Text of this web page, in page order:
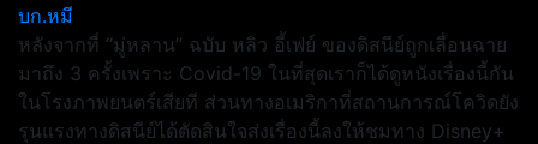
บก.หมี
หลังจากที่ “มู่หลาน” ฉบับ หลิว อี้เฟย์ ของดิสนีย์ถูกเลื่อนฉาย
มาถึง 3 ครั้งเพราะ Covid-19 ในที่สุดเราก็ได้ดูหนังเรื่องนี้กัน
ในโรงภาพยนตร์เสียที ส่วนทางอเมริกาที่สถานการณ์โควิดยัง
รุนแรงทางดิสนีย์ได้ตัดสินใจส่งเรื่องนี้ลงให้ชมทาง Disney+